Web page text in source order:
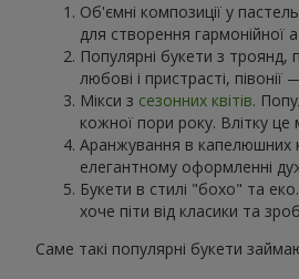
Об'ємні композиції у
для створення гармонійної
Популярні букети з троянд,
любові і пристрасті,
Мікси з сезонних квітів.
кожної пори року. Влітку
Аранжування в капелюшних
елегантному оформленні
Букети в стилі "бохо" та
хоче піти від класики та
Саме такі популярні букети